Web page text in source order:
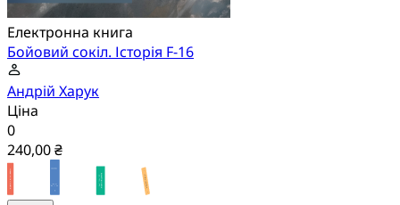
Електронна книга
Бойовий сокіл. Історія F-16
Андрій Харук
Ціна
0
240,00 ₴